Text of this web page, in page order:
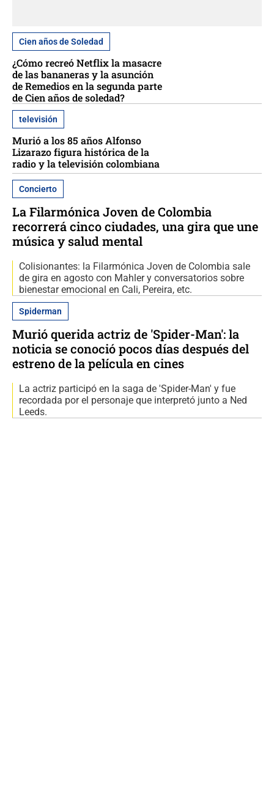
Cien años de Soledad
¿Cómo recreó Netflix la masacre
de las bananeras y la asunción
de Remedios en la segunda parte
de Cien años de soledad?
televisión
Murió a los 85 años Alfonso
Lizarazo figura histórica de la
radio y la televisión colombiana
Concierto
La Filarmónica Joven de Colombia
recorrerá cinco ciudades, una gira que une
música y salud mental
Colisionantes: la Filarmónica Joven de Colombia sale
de gira en agosto con Mahler y conversatorios sobre
bienestar emocional en Cali, Pereira, etc.
Spiderman
Murió querida actriz de 'Spider-Man': la
noticia se conoció pocos días después del
estreno de la película en cines
La actriz participó en la saga de 'Spider-Man' y fue
recordada por el personaje que interpretó junto a Ned
Leeds.